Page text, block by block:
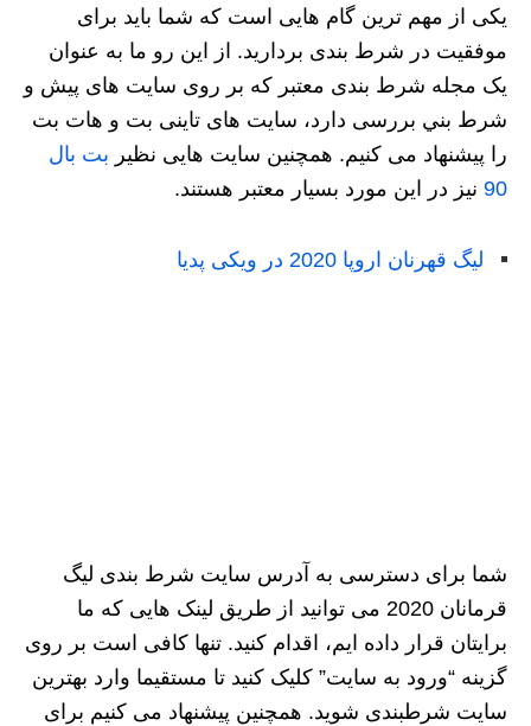
یکی از مهم ترین گام هایی است که شما باید برای
موفقیت در شرط بندی بردارید. از این رو ما به عنوان
یک مجله شرط بندی معتبر که بر روی سایت های پيش و
شرط بني بررسی دارد، سایت های تاینی بت و هات بت
را پیشنهاد می کنیم. همچنین سایت هایی نظیر بت بال
90 نیز در این مورد بسیار معتبر هستند.
لیگ قهرنان اروپا 2020 در ویکی پدیا
شما برای دسترسی به آدرس سایت شرط بندی لیگ
قرمانان 2020 می توانید از طریق لینک هایی که ما
برایتان قرار داده ایم، اقدام کنید. تنها کافی است بر روی
گزینه “ورود به سایت” کلیک کنید تا مستقیما وارد بهترین
سایت شرطبندی شوید. همچنین پیشنهاد می کنیم برای